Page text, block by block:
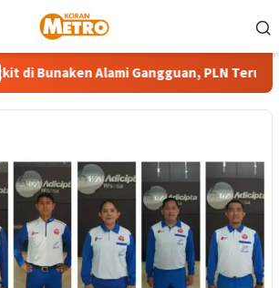
Alami Gangguan, PLN Terus